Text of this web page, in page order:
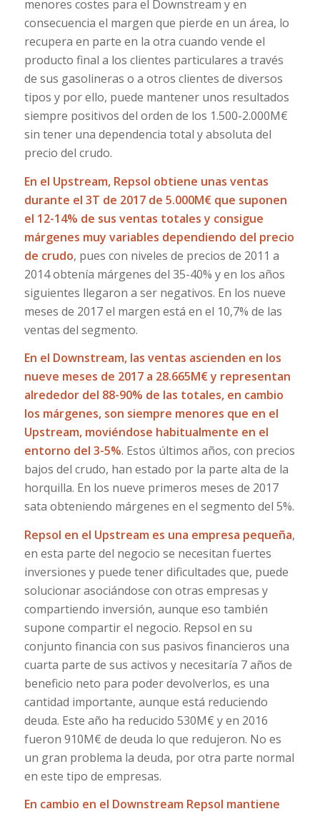
menores costes para el Downstream y en
consecuencia el margen que pierde en un área, lo
recupera en parte en la otra cuando vende el
producto final a los clientes particulares a través
de sus gasolineras o a otros clientes de diversos
tipos y por ello, puede mantener unos resultados
siempre positivos del orden de los 1.500-2.000M€
sin tener una dependencia total y absoluta del
precio del crudo.
En el Upstream, Repsol obtiene unas ventas
durante el 3T de 2017 de 5.000M€ que suponen
el 12-14% de sus ventas totales y consigue
márgenes muy variables dependiendo del precio
de crudo, pues con niveles de precios de 2011 a
2014 obtenía márgenes del 35-40% y en los años
siguientes llegaron a ser negativos. En los nueve
meses de 2017 el margen está en el 10,7% de las
ventas del segmento.
En el Downstream, las ventas ascienden en los
nueve meses de 2017 a 28.665M€ y representan
alrededor del 88-90% de las totales, en cambio
los márgenes, son siempre menores que en el
Upstream, moviéndose habitualmente en el
entorno del 3-5%. Estos últimos años, con precios
bajos del crudo, han estado por la parte alta de la
horquilla. En los nueve primeros meses de 2017
sata obteniendo márgenes en el segmento del 5%.
Repsol en el Upstream es una empresa pequeña,
en esta parte del negocio se necesitan fuertes
inversiones y puede tener dificultades que, puede
solucionar asociándose con otras empresas y
compartiendo inversión, aunque eso también
supone compartir el negocio. Repsol en su
conjunto financia con sus pasivos financieros una
cuarta parte de sus activos y necesitaría 7 años de
beneficio neto para poder devolverlos, es una
cantidad importante, aunque está reduciendo
deuda. Este año ha reducido 530M€ y en 2016
fueron 910M€ de deuda lo que redujeron. No es
un gran problema la deuda, por otra parte normal
en este tipo de empresas.
En cambio en el Downstream Repsol mantiene